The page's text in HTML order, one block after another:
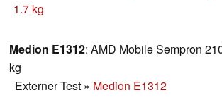
zu einer Minderheit am Notebook Markt,
an Marktpräsenz zu. So zeigt
Latitude XT wie ein gutes Convertible
1.7 kg
Medion E1312: AMD Mobile Sempron
kg
Externer Test » Medion E1312